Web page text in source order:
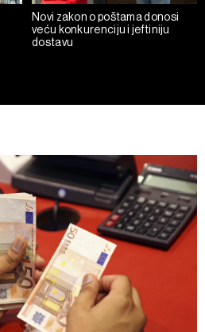
Novi zakon o poštama donosi
veću konkurenciju i jeftiniju
dostavu